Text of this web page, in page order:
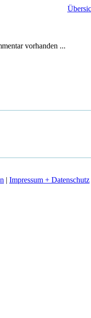
vorhanden ...
| Impressum + Datenschutz